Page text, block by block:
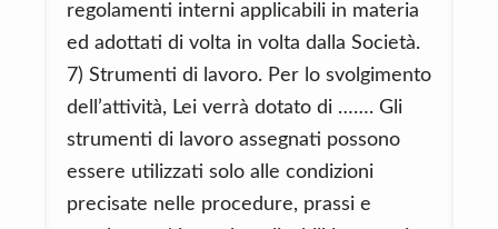
regolamenti interni applicabili in materia
ed adottati di volta in volta dalla Società.
7) Strumenti di lavoro. Per lo svolgimento
dell’attività, Lei verrà dotato di ……. Gli
strumenti di lavoro assegnati possono
essere utilizzati solo alle condizioni
precisate nelle procedure, prassi e